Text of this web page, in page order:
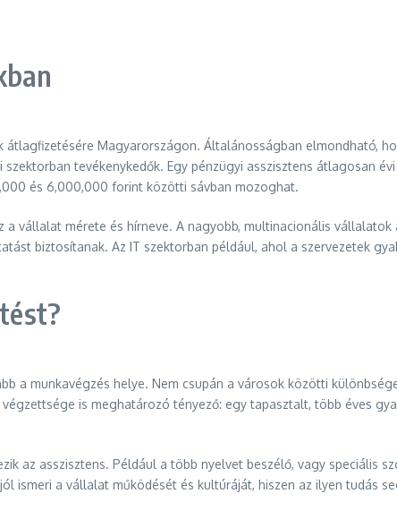
Magyarországon. Általánosságban elmondható,
tevékenykedők. Egy pénzügyi asszisztens átlagosan
és 6,000,000 forint közötti sávban mozoghat.
vállalat mérete és hírneve. A nagyobb, multinacionális
biztosítanak. Az IT szektorban például, ahol a szervezetek
a munkavégzés helye. Nem csupán a városok közötti
is meghatározó tényező: egy tapasztalt, több éves
az asszisztens. Például a több nyelvet beszélő, vagy speciális
ismeri a vállalat működését és kultúráját, hiszen az ilyen tudás